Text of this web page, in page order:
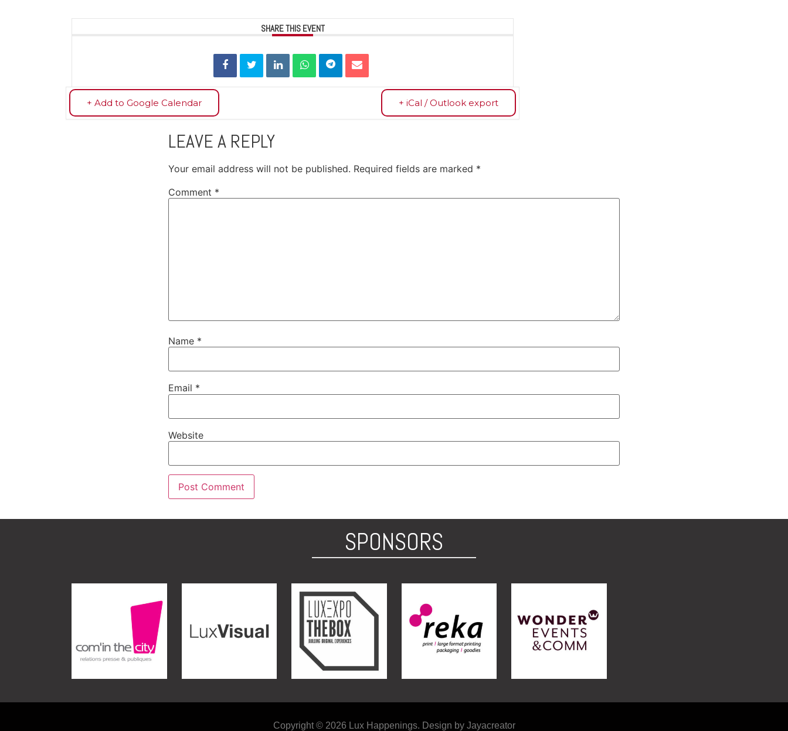
SHARE THIS EVENT
+ Add to Google Calendar + iCal / Outlook export
LEAVE A REPLY
Your email address will not be published. Required fields are marked *
Comment *
Name *
Email *
Website
SPONSORS
Copyright © 2026 Lux Happenings. Design by Jayacreator